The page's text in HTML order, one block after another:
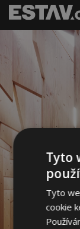
Tyto
Tyto
cookie